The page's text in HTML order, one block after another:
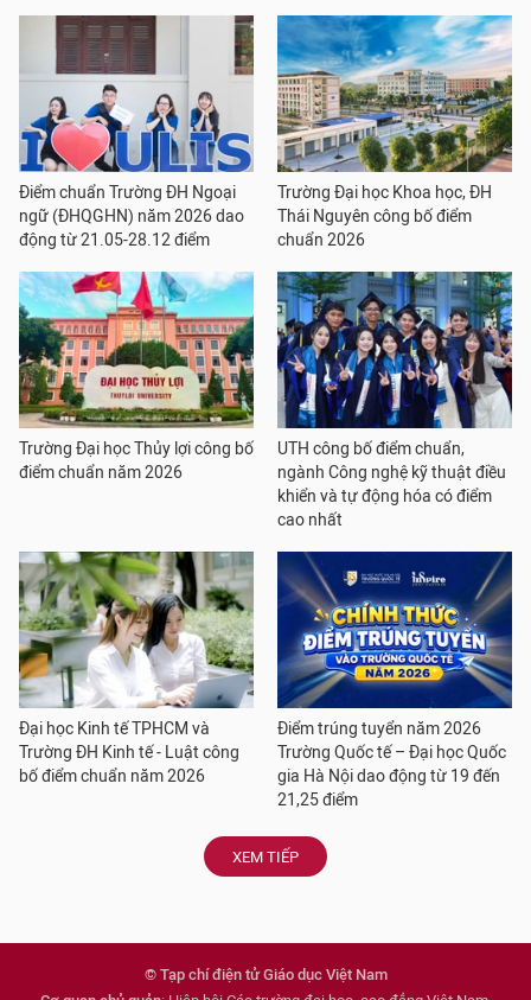
Điểm chuẩn Trường ĐH Ngoại
ngữ (ĐHQGHN) năm 2026 dao
động từ 21.05-28.12 điểm
Trường Đại học Khoa học, ĐH
Thái Nguyên công bố điểm
chuẩn 2026
Trường Đại học Thủy lợi công bố
điểm chuẩn năm 2026
UTH công bố điểm chuẩn,
ngành Công nghệ kỹ thuật điều
khiển và tự động hóa có điểm
cao nhất
Đại học Kinh tế TPHCM và
Trường ĐH Kinh tế - Luật công
bố điểm chuẩn năm 2026
Điểm trúng tuyển năm 2026
Trường Quốc tế – Đại học Quốc
gia Hà Nội dao động từ 19 đến
21,25 điểm
XEM TIẾP
© Tạp chí điện tử Giáo dục Việt Nam